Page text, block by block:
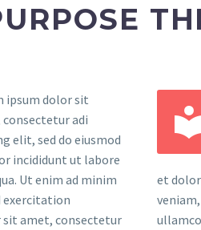
ipsum dolor sit
adi
elit, sed do eiusmod
incididunt ut labore
Ut enim ad minim
exercitation
amet, consectetur
et